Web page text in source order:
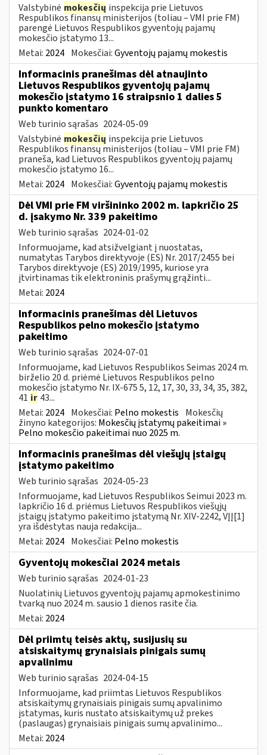
Valstybinė mokesčių inspekcija prie Lietuvos
Respublikos finansų ministerijos (toliau – VMI prie FM)
parengė Lietuvos Respublikos gyventojų pajamų
mokesčio įstatymo 13...
Metai: 2024 Mokesčiai:Gyventojų pajamų mokestis
Informacinis pranešimas dėl atnaujinto
Lietuvos Respublikos gyventojų pajamų
mokesčio įstatymo 16 straipsnio 1 dalies 5
punkto komentaro
Web turinio sąrašas 2024-05-09
Valstybinė mokesčių inspekcija prie Lietuvos
Respublikos finansų ministerijos (toliau – VMI prie FM)
praneša, kad Lietuvos Respublikos gyventojų pajamų
mokesčio įstatymo 16...
Metai: 2024 Mokesčiai:Gyventojų pajamų mokestis
Dėl VMI prie FM viršininko 2002 m. lapkričio 25
d. įsakymo Nr. 339 pakeitimo
Web turinio sąrašas 2024-01-02
Informuojame, kad atsižvelgiant į nuostatas,
numatytas Tarybos direktyvoje (ES) Nr. 2017/2455 bei
Tarybos direktyvoje (ES) 2019/1995, kuriose yra
įtvirtinamas tik elektroninis prašymų grąžinti...
Metai: 2024
Informacinis pranešimas dėl Lietuvos
Respublikos pelno mokesčio įstatymo
pakeitimo
Web turinio sąrašas 2024-07-01
Informuojame, kad Lietuvos Respublikos Seimas 2024 m.
birželio 20 d. priėmė Lietuvos Respublikos pelno
mokesčio įstatymo Nr. IX-675 5, 12, 17, 30, 33, 34, 35, 382,
41 ir 43...
Metai: 2024 Mokesčiai: Pelno mokestis Mokesčių
žinyno kategorijos: Mokesčių įstatymų pakeitimai »
Pelno mokesčio pakeitimai nuo 2025 m.
Informacinis pranešimas dėl viešųjų įstaigų
įstatymo pakeitimo
Web turinio sąrašas 2024-05-23
Informuojame, kad Lietuvos Respublikos Seimui 2023 m.
lapkričio 16 d. priėmus Lietuvos Respublikos viešųjų
įstaigų įstatymo pakeitimo įstatymą Nr. XIV-2242, VĮĮ[1]
yra išdėstytas nauja redakcija...
Metai: 2024 Mokesčiai: Pelno mokestis
Gyventojų mokesčiai 2024 metais
Web turinio sąrašas 2024-01-23
Nuolatinių Lietuvos gyventojų pajamų apmokestinimo
tvarką nuo 2024 m. sausio 1 dienos rasite čia.
Metai: 2024
Dėl priimtų teisės aktų, susijusių su
atsiskaitymų grynaisiais pinigais sumų
apvalinimu
Web turinio sąrašas 2024-04-15
Informuojame, kad priimtas Lietuvos Respublikos
atsiskaitymų grynaisiais pinigais sumų apvalinimo
įstatymas, kuris nustato atsiskaitymų už prekes
(paslaugas) grynaisiais pinigais sumų apvalinimo...
Metai: 2024